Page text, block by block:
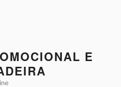
E